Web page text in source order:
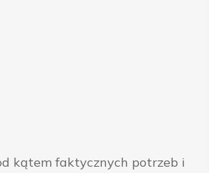
kątem faktycznych potrzeb i